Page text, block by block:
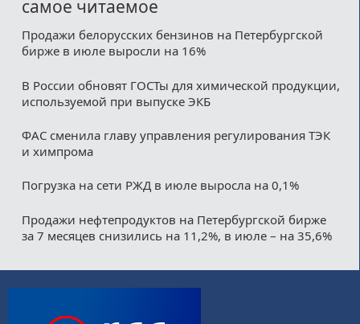
самое читаемое
Продажи белорусских бензинов на Петербургской
бирже в июле выросли на 16%
В России обновят ГОСТы для химической продукции,
используемой при выпуске ЭКБ
ФАС сменила главу управления регулирования ТЭК
и химпрома
Погрузка на сети РЖД в июле выросла на 0,1%
Продажи нефтепродуктов на Петербургской бирже
за 7 месяцев снизились на 11,2%, в июле – на 35,6%